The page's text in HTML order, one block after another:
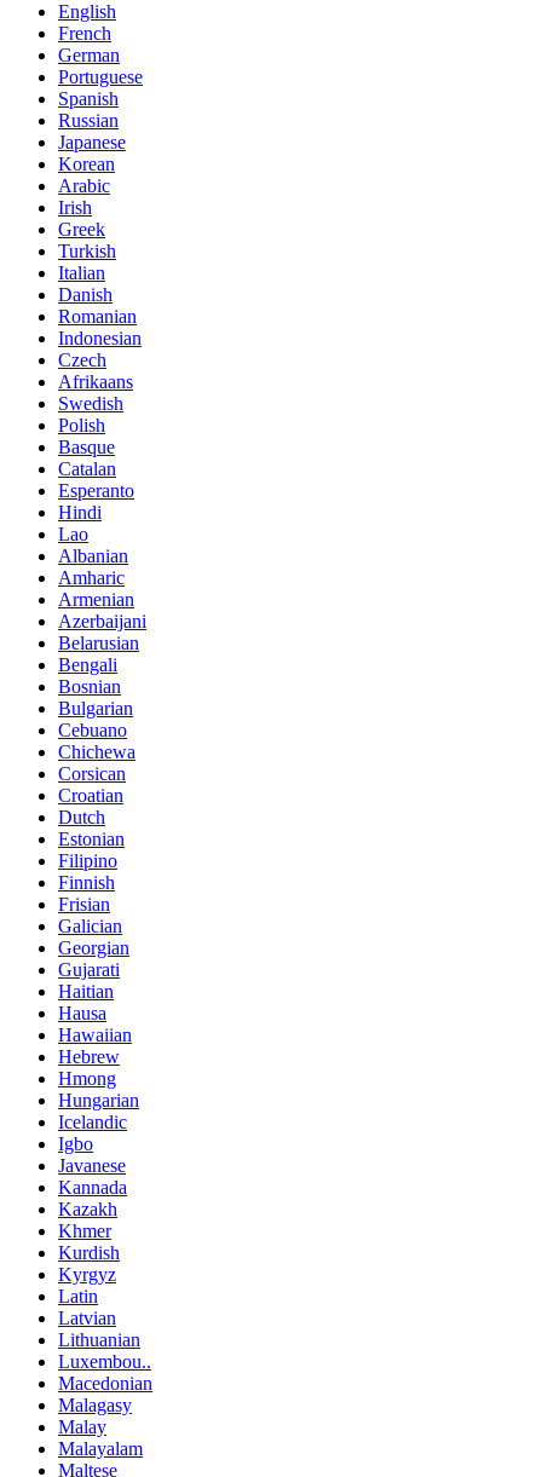
English
French
German
Portuguese
Spanish
Russian
Japanese
Korean
Arabic
Irish
Greek
Turkish
Italian
Danish
Romanian
Indonesian
Czech
Afrikaans
Swedish
Polish
Basque
Catalan
Esperanto
Hindi
Lao
Albanian
Amharic
Armenian
Azerbaijani
Belarusian
Bengali
Bosnian
Bulgarian
Cebuano
Chichewa
Corsican
Croatian
Dutch
Estonian
Filipino
Finnish
Frisian
Galician
Georgian
Gujarati
Haitian
Hausa
Hawaiian
Hebrew
Hmong
Hungarian
Icelandic
Igbo
Javanese
Kannada
Kazakh
Khmer
Kurdish
Kyrgyz
Latin
Latvian
Lithuanian
Luxembou..
Macedonian
Malagasy
Malay
Malayalam
Maltese